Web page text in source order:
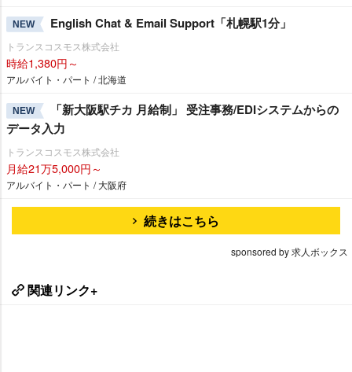
NEW English Chat & Email Support「札幌駅1分」
トランスコスモス株式会社
時給1,380円～
アルバイト・パート / 北海道
NEW
「新大阪駅チカ 月給制」 受注事務/EDIシステムからの
データ入力
トランスコスモス株式会社
月給21万5,000円～
アルバイト・パート / 大阪府
続きはこちら
sponsored by 求人ボックス
関連リンク+